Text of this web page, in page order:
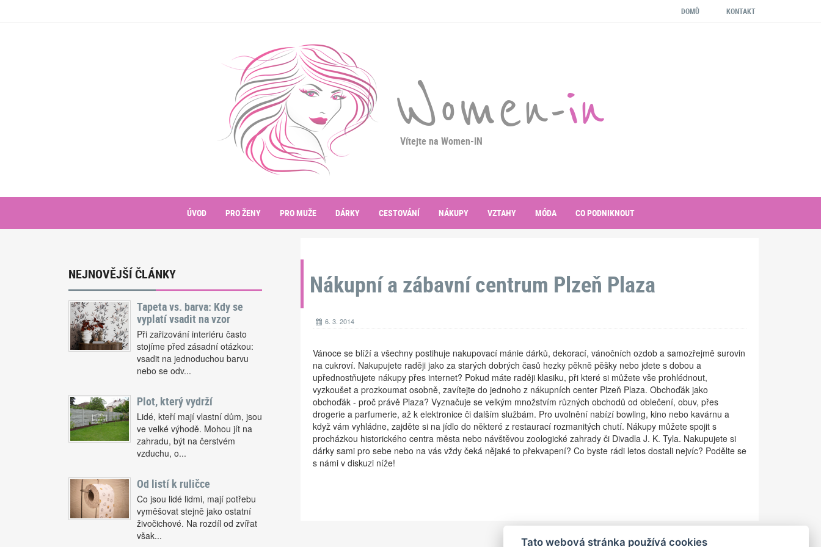
DOMŮ KONTAKT
Women-in
Vítejte na Women-IN
ÚVOD PRO ŽENY PRO MUŽE DÁRKY CESTOVÁNÍ NÁKUPY VZTAHY MÓDA CO PODNIKNOUT
NEJNOVĚJŠÍ ČLÁNKY
Tapeta vs. barva: Kdy se
vyplatí vsadit na vzor
Při zařizování interiéru často
stojíme před zásadní otázkou:
vsadit na jednoduchou barvu
nebo se odv...
Plot, který vydrží
Lidé, kteří mají vlastní dům, jsou
ve velké výhodě. Mohou jít na
zahradu, být na čerstvém
vzduchu, o...
Od listí k ruličce
Co jsou lidé lidmi, mají potřebu
vyměšovat stejně jako ostatní
živočichové. Na rozdíl od zvířat
však...
Nákupní a zábavní centrum Plzeň Plaza
6. 3. 2014
Vánoce se blíží a všechny postihuje nakupovací mánie dárků, dekorací, vánočních ozdob a samozřejmě surovin
na cukroví. Nakupujete raději jako za starých dobrých časů hezky pěkně pěšky nebo jdete s dobou a
upřednostňujete nákupy přes internet? Pokud máte raději klasiku, při které si můžete vše prohlédnout,
vyzkoušet a prozkoumat osobně, zavítejte do jednoho z nákupních center Plzeň Plaza. Obchoďák jako
obchoďák - proč právě Plaza? Vyznačuje se velkým množstvím různých obchodů od oblečení, obuv, přes
drogerie a parfumerie, až k elektronice či dalším službám. Pro uvolnění nabízí bowling, kino nebo kavárnu a
když vám vyhládne, zajděte si na jídlo do některé z restaurací rozmanitých chutí. Nákupy můžete spojit s
procházkou historického centra města nebo návštěvou zoologické zahrady či Divadla J. K. Tyla. Nakupujete si
dárky sami pro sebe nebo na vás vždy čeká nějaké to překvapení? Co byste rádi letos dostali nejvíc? Podělte se
s námi v diskuzi níže!
Tato webová stránka používá cookies